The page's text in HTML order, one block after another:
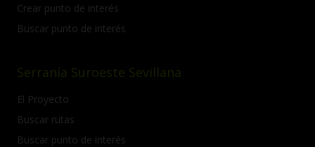
Crear punto de interés
Buscar punto de interés
Serranía Suroeste Sevillana
El Proyecto
Buscar rutas
Buscar punto de interés